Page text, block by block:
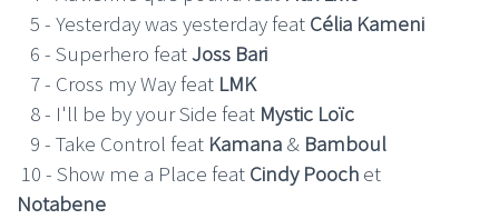
5 - Yesterday was yesterday feat Célia Kameni
6 - Superhero featJoss Bari
7 - Cross my Way feat LMK
8 - I'll be by your Side feat Mystic Loïc
9 - Take Control feat Kamana & Bamboul
10 - Show me a Place feat Cindy Pooch et
Notabene